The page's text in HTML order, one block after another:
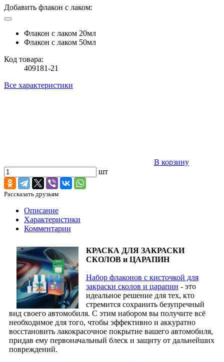
Добавить флакон с лаком:
Флакон с лаком 20мл
Флакон с лаком 50мл
Код товара:
409181-21
Все характеристики
В корзину
шт
Рассказать друзьям
Описание
Характеристики
Комментарии
КРАСКА ДЛЯ ЗАКРАСКИ
СКОЛОВ и ЦАРАПИН
Набор флаконов с кисточкой для
закраски сколов и царапин - это
идеальное решение для тех, кто
стремится сохранить безупречный
вид своего автомобиля. С этим набором вы получите всё
необходимое для того, чтобы эффективно и аккуратно
восстановить лакокрасочное покрытие вашего автомобиля,
придав ему первоначальный блеск и защиту от дальнейших
повреждений.